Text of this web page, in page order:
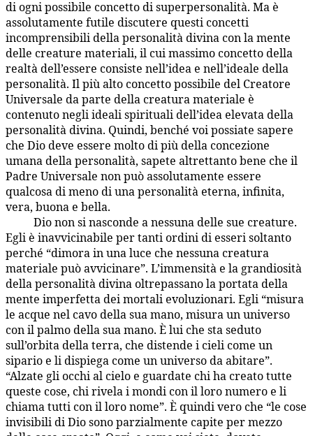
di ogni possibile concetto di superpersonalità. Ma è
assolutamente futile discutere questi concetti
incomprensibili della personalità divina con la mente
delle creature materiali, il cui massimo concetto della
realtà dell’essere consiste nell’idea e nell’ideale della
personalità. Il più alto concetto possibile del Creatore
Universale da parte della creatura materiale è
contenuto negli ideali spirituali dell’idea elevata della
personalità divina. Quindi, benché voi possiate sapere
che Dio deve essere molto di più della concezione
umana della personalità, sapete altrettanto bene che il
Padre Universale non può assolutamente essere
qualcosa di meno di una personalità eterna, infinita,
vera, buona e bella.
Dio non si nasconde a nessuna delle sue creature.
Egli è inavvicinabile per tanti ordini di esseri soltanto
perché “dimora in una luce che nessuna creatura
materiale può avvicinare”. L’immensità e la grandiosità
della personalità divina oltrepassano la portata della
mente imperfetta dei mortali evoluzionari. Egli “misura
le acque nel cavo della sua mano, misura un universo
con il palmo della sua mano. È lui che sta seduto
sull’orbita della terra, che distende i cieli come un
sipario e li dispiega come un universo da abitare”.
“Alzate gli occhi al cielo e guardate chi ha creato tutte
queste cose, chi rivela i mondi con il loro numero e li
chiama tutti con il loro nome”. È quindi vero che “le cose
invisibili di Dio sono parzialmente capite per mezzo